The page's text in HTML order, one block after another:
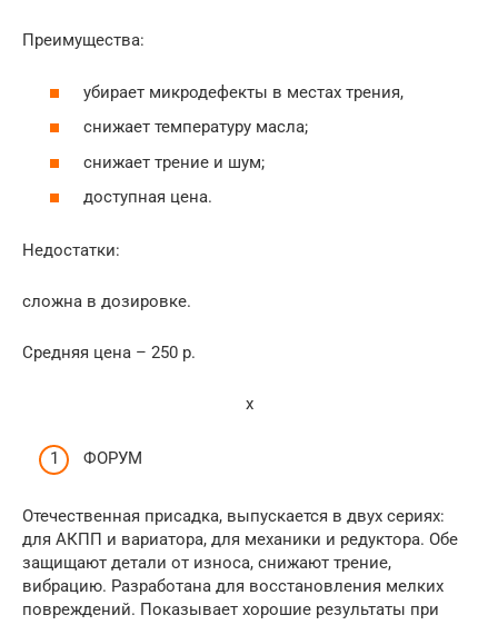
Преимущества:
убирает микродефекты в местах трения,
снижает температуру масла;
снижает трение и шум;
доступная цена.
Недостатки:
сложна в дозировке.
Средняя цена – 250 р.
x
ФОРУМ
Отечественная присадка, выпускается в двух сериях:
для АКПП и вариатора, для механики и редуктора. Обе
защищают детали от износа, снижают трение,
вибрацию. Разработана для восстановления мелких
повреждений. Показывает хорошие результаты при